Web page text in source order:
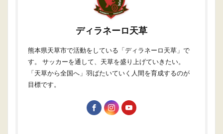
ディラネーロ天草
熊本県天草市で活動をしている「ディラネーロ天草」で
す。 サッカーを通して、天草を盛り上げていきたい。
「天草から全国へ」羽ばたいていく人間を育成するのが
目標です。